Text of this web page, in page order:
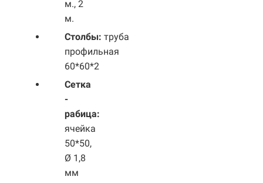
м., 2
м.
Столбы: труба
профильная
60*60*2
Сетка
-
рабица:
ячейка
50*50,
Ø 1,8
мм